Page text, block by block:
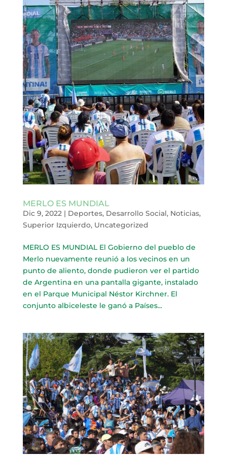
MERLO ES MUNDIAL
Dic 9, 2022| Deportes, Desarrollo Social, Noticias,
Superior Izquierdo, Uncategorized
MERLO ES MUNDIAL El Gobierno del pueblo de
Merlo nuevamente reunió a los vecinos en un
punto de aliento, donde pudieron ver el partido
de Argentina en una pantalla gigante, instalado
en el Parque Municipal Néstor Kirchner. El
conjunto albiceleste le ganó a Países...